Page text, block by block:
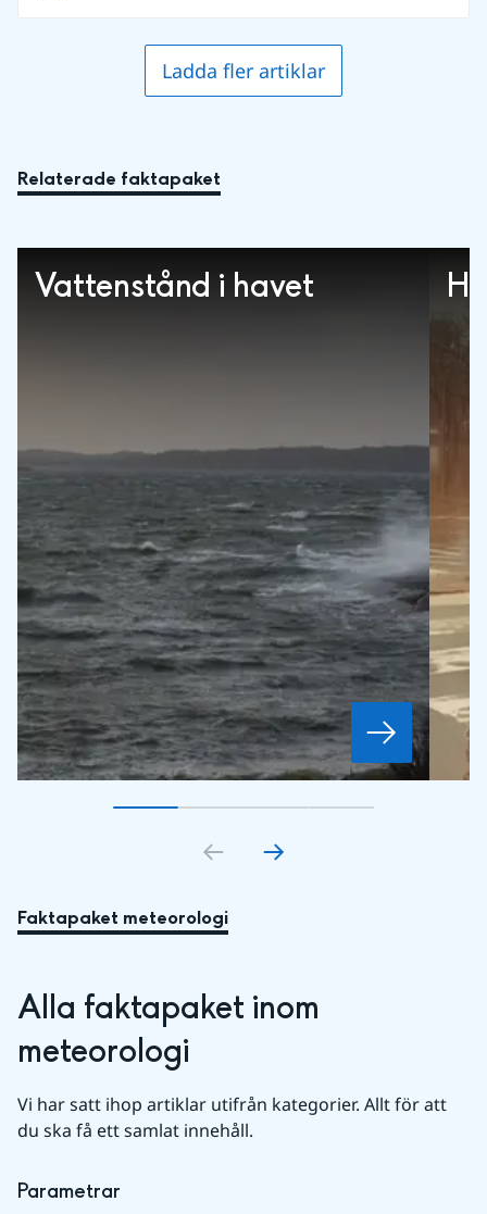
Ladda fler artiklar
Relaterade faktapaket
Vattenstånd i havet
Gå till bildkort1
Gå till bildkort2
Gå till bildkort3
Gå till bildkort
Faktapaket meteorologi
Alla faktapaket inom
meteorologi
Vi har satt ihop artiklar utifrån kategorier. Allt för att
du ska få ett samlat innehåll.
Parametrar